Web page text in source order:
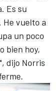
Es su
He vuelto a
un poco
bien hoy,
dijo Norris